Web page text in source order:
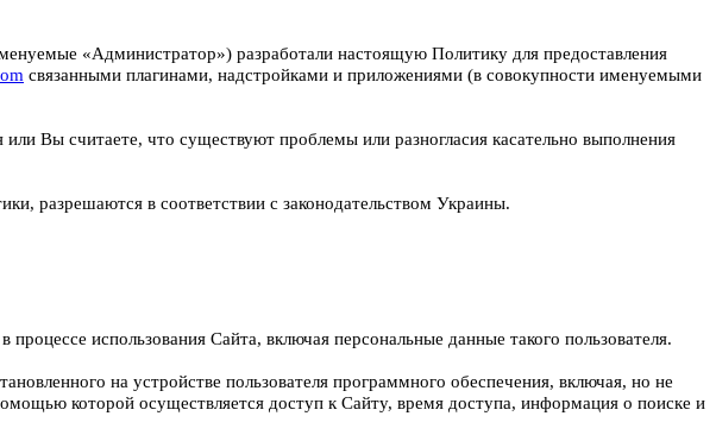
«Администратор») разработали настоящую Политику для предоставления
связанными плагинами, надстройками и приложениями (в совокупности именуемыми
Вы считаете, что существуют проблемы или разногласия касательно выполнения
разрешаются в соответствии с законодательством Украины.
использования Сайта, включая персональные данные такого пользователя.
на устройстве пользователя программного обеспечения, включая, но не
которой осуществляется доступ к Сайту, время доступа, информация о поиске и